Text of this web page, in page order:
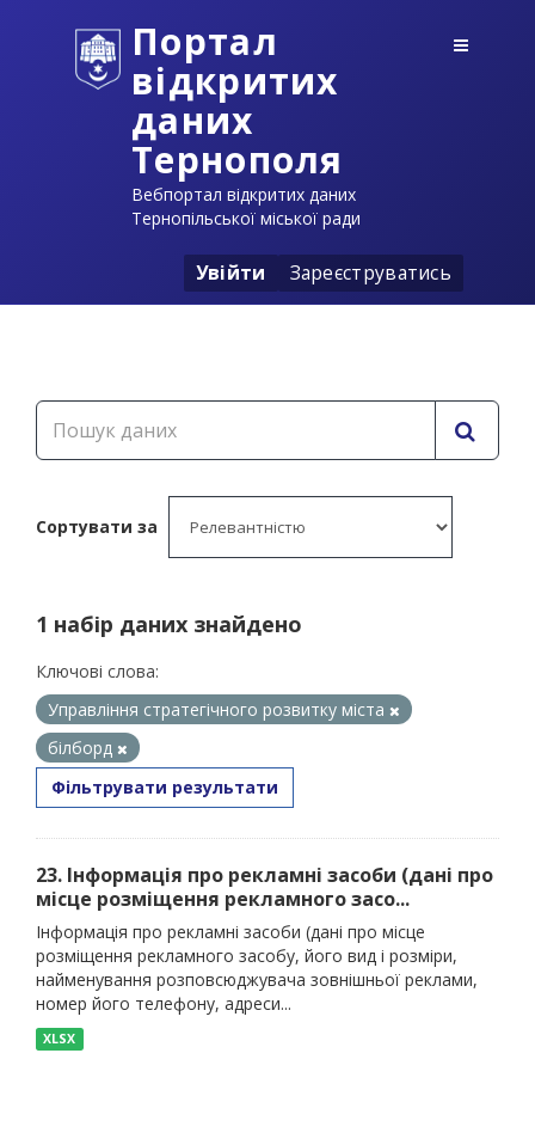
Портал
відкритих
даних
Тернополя
Вебпортал відкритих даних
Тернопільської міської ради
Увійти Зареєструватись
Сортувати за
1 набір даних знайдено
Ключові слова:
Управління стратегічного розвитку міста
білборд
Фільтрувати результати
23. Інформація про рекламні засоби (дані про
місце розміщення рекламного засо...
Інформація про рекламні засоби (дані про місце
розміщення рекламного засобу, його вид і розміри,
найменування розповсюджувача зовнішньої реклами,
номер його телефону, адреси...
XLSX